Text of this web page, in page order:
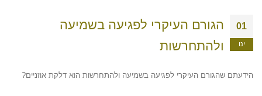
01
ינו
הגורם העיקרי לפגיעה בשמיעה
ולהתחרשות
הידעתם שהגורם העיקרי לפגיעה בשמיעה ולהתחרשות הוא דלקת אוזניים?